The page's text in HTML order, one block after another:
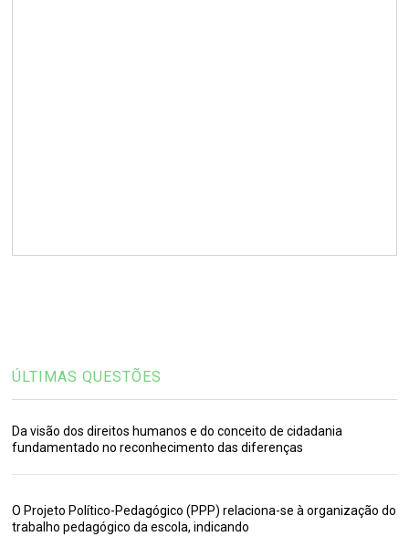
ÚLTIMAS QUESTÕES
Da visão dos direitos humanos e do conceito de cidadania
fundamentado no reconhecimento das diferenças
O Projeto Político-Pedagógico (PPP) relaciona-se à organização do
trabalho pedagógico da escola, indicando